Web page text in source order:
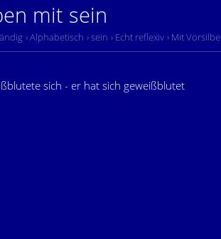
mit sein
› Alphabetisch › sein › Echt reflexiv › Mit Vorsilbe
sich - er hat sich geweißblutet